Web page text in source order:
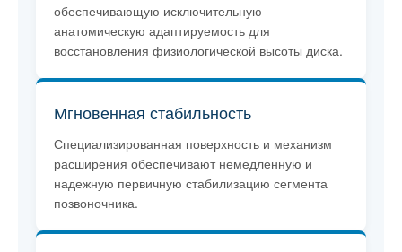
обеспечивающую исключительную
анатомическую адаптируемость для
восстановления физиологической высоты диска.
Мгновенная стабильность
Специализированная поверхность и механизм
расширения обеспечивают немедленную и
надежную первичную стабилизацию сегмента
позвоночника.